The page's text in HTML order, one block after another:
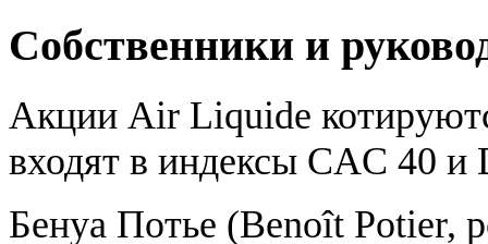
Собственники и
Акции Air Liquide
входят в индексы CAC 40 и
Бенуа Потье (Benoît Potier,